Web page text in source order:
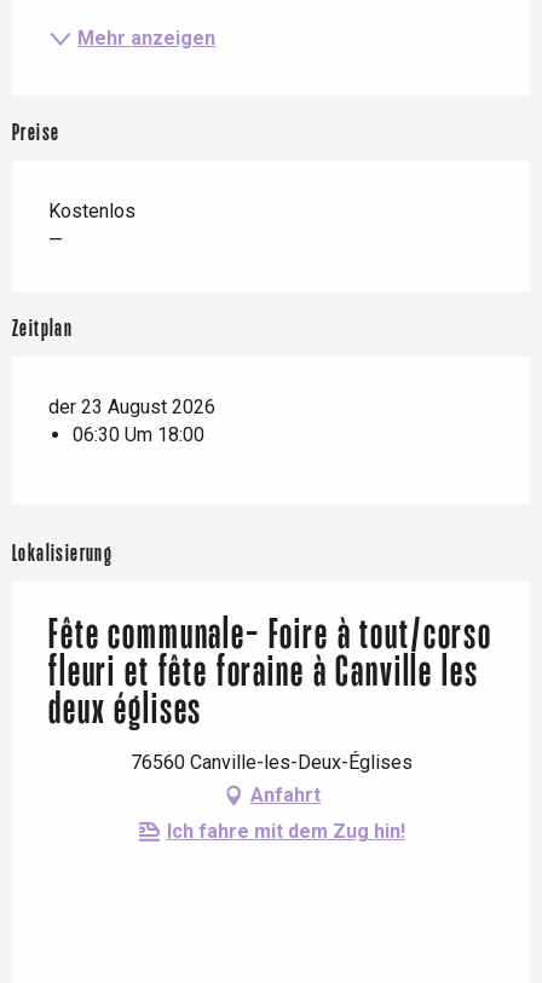
Mehr anzeigen
Preise
Kostenlos
—
Zeitplan
der 23 August 2026
06:30 Um 18:00
Lokalisierung
Fête communale- Foire à tout/corso
fleuri et fête foraine à Canville les
deux églises
76560 Canville-les-Deux-Églises
Anfahrt
Ich fahre mit dem Zug hin!